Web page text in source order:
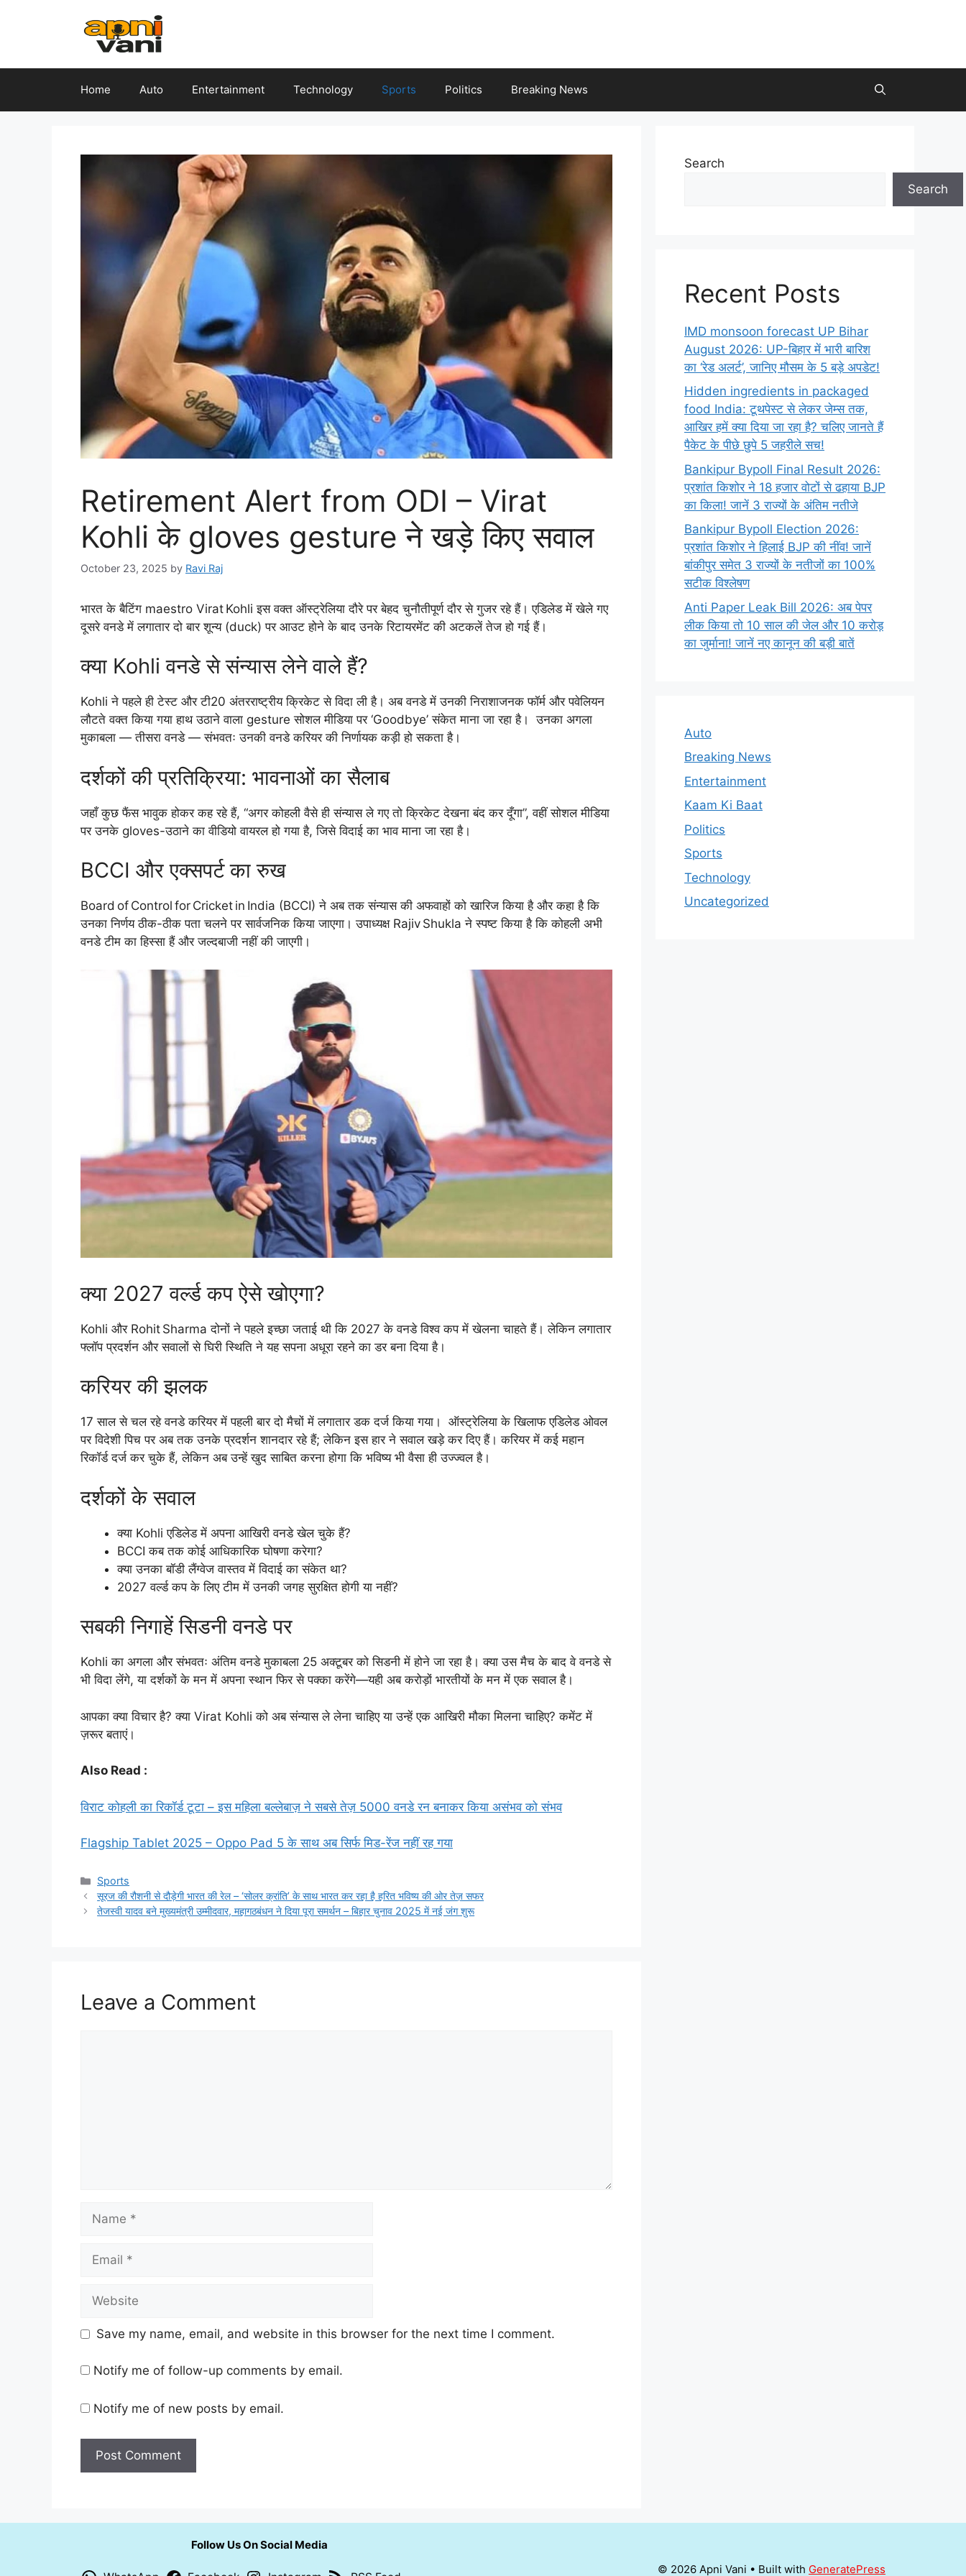
Home Auto Entertainment Technology Sports Politics Breaking News
Retirement Alert from ODI – Virat
Kohli के gloves gesture ने खड़े किए सवाल
October 23, 2025 by Ravi Raj
भारत के बैटिंग maestro Virat Kohli इस वक्त ऑस्ट्रेलिया दौरे पर बेहद चुनौतीपूर्ण दौर से गुजर रहे हैं। एडिलेड में खेले गए
दूसरे वनडे में लगातार दो बार शून्य (duck) पर आउट होने के बाद उनके रिटायरमेंट की अटकलें तेज हो गई हैं।
क्या Kohli वनडे से संन्यास लेने वाले हैं?
Kohli ने पहले ही टेस्ट और टी20 अंतरराष्ट्रीय क्रिकेट से विदा ली है। अब वनडे में उनकी निराशाजनक फॉर्म और पवेलियन
लौटते वक्त किया गया हाथ उठाने वाला gesture सोशल मीडिया पर ‘Goodbye’ संकेत माना जा रहा है। उनका अगला
मुकाबला — तीसरा वनडे — संभवतः उनकी वनडे करियर की निर्णायक कड़ी हो सकता है।
दर्शकों की प्रतिक्रिया: भावनाओं का सैलाब
जहाँ कुछ फैंस भावुक होकर कह रहे हैं, “अगर कोहली वैसे ही संन्यास ले गए तो क्रिकेट देखना बंद कर दूँगा”, वहीं सोशल मीडिया
पर उनके gloves-उठाने का वीडियो वायरल हो गया है, जिसे विदाई का भाव माना जा रहा है।
BCCI और एक्सपर्ट का रुख
Board of Control for Cricket in India (BCCI) ने अब तक संन्यास की अफवाहों को खारिज किया है और कहा है कि
उनका निर्णय ठीक-ठीक पता चलने पर सार्वजनिक किया जाएगा। उपाध्यक्ष Rajiv Shukla ने स्पष्ट किया है कि कोहली अभी
वनडे टीम का हिस्सा हैं और जल्दबाजी नहीं की जाएगी।
क्या 2027 वर्ल्ड कप ऐसे खोएगा?
Kohli और Rohit Sharma दोनों ने पहले इच्छा जताई थी कि 2027 के वनडे विश्व कप में खेलना चाहते हैं। लेकिन लगातार
फ्लॉप प्रदर्शन और सवालों से घिरी स्थिति ने यह सपना अधूरा रहने का डर बना दिया है।
करियर की झलक
17 साल से चल रहे वनडे करियर में पहली बार दो मैचों में लगातार डक दर्ज किया गया। ऑस्ट्रेलिया के खिलाफ एडिलेड ओवल
पर विदेशी पिच पर अब तक उनके प्रदर्शन शानदार रहे हैं; लेकिन इस हार ने सवाल खड़े कर दिए हैं। करियर में कई महान
रिकॉर्ड दर्ज कर चुके हैं, लेकिन अब उन्हें खुद साबित करना होगा कि भविष्य भी वैसा ही उज्ज्वल है।
दर्शकों के सवाल
क्या Kohli एडिलेड में अपना आखिरी वनडे खेल चुके हैं?
BCCI कब तक कोई आधिकारिक घोषणा करेगा?
क्या उनका बॉडी लैंग्वेज वास्तव में विदाई का संकेत था?
2027 वर्ल्ड कप के लिए टीम में उनकी जगह सुरक्षित होगी या नहीं?
सबकी निगाहें सिडनी वनडे पर
Kohli का अगला और संभवतः अंतिम वनडे मुकाबला 25 अक्टूबर को सिडनी में होने जा रहा है। क्या उस मैच के बाद वे वनडे से
भी विदा लेंगे, या दर्शकों के मन में अपना स्थान फिर से पक्का करेंगे—यही अब करोड़ों भारतीयों के मन में एक सवाल है।
आपका क्या विचार है? क्या Virat Kohli को अब संन्यास ले लेना चाहिए या उन्हें एक आखिरी मौका मिलना चाहिए? कमेंट में
ज़रूर बताएं।
Also Read :
विराट कोहली का रिकॉर्ड टूटा – इस महिला बल्लेबाज़ ने सबसे तेज़ 5000 वनडे रन बनाकर किया असंभव को संभव
Flagship Tablet 2025 – Oppo Pad 5 के साथ अब सिर्फ मिड-रेंज नहीं रह गया
Categories
Sports
सूरज की रौशनी से दौड़ेगी भारत की रेल – ‘सोलर क्रांति’ के साथ भारत कर रहा है हरित भविष्य की ओर तेज़ सफर
तेजस्वी यादव बने मुख्यमंत्री उम्मीदवार, महागठबंधन ने दिया पूरा समर्थन – बिहार चुनाव 2025 में नई जंग शुरू
Leave a Comment
Name
Email
Website
Save my name, email, and website in this browser for the next time I comment.
Notify me of follow-up comments by email.
Notify me of new posts by email.
Search
Search
Recent Posts
IMD monsoon forecast UP Bihar
August 2026: UP-बिहार में भारी बारिश
का ‘रेड अलर्ट’, जानिए मौसम के 5 बड़े अपडेट!
Hidden ingredients in packaged
food India: टूथपेस्ट से लेकर जेम्स तक,
आखिर हमें क्या दिया जा रहा है? चलिए जानते हैं
पैकेट के पीछे छुपे 5 जहरीले सच!
Bankipur Bypoll Final Result 2026:
प्रशांत किशोर ने 18 हजार वोटों से ढहाया BJP
का किला! जानें 3 राज्यों के अंतिम नतीजे
Bankipur Bypoll Election 2026:
प्रशांत किशोर ने हिलाई BJP की नींव! जानें
बांकीपुर समेत 3 राज्यों के नतीजों का 100%
सटीक विश्लेषण
Anti Paper Leak Bill 2026: अब पेपर
लीक किया तो 10 साल की जेल और 10 करोड़
का जुर्माना! जानें नए कानून की बड़ी बातें
Auto
Breaking News
Entertainment
Kaam Ki Baat
Politics
Sports
Technology
Uncategorized
Follow Us On Social Media
© 2026 Apni Vani • Built with GeneratePress